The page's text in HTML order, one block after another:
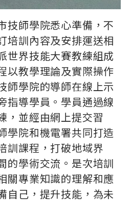
技師學院悉心準備，不
培訓內容及安排運送相
世界技能大賽教練組成
以教學理論及實際操作
師學院的導師在線上示
指導學員。學員通過線
，並經由網上提交習
學院和機電署共同打造
訓課程，打破地域界
的學術交流。是次培訓
關專業知識的理解和應
自己，提升技能，為未